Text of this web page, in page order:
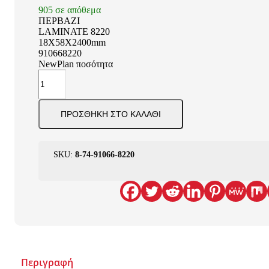
905 σε απόθεμα
ΠΕΡΒΑΖΙ
LAMINATE 8220
18Χ58X2400mm
910668220
NewPlan ποσότητα
ΠΡΟΣΘΉΚΗ ΣΤΟ ΚΑΛΆΘΙ
SKU: 8-74-91066-8220
Περιγραφή